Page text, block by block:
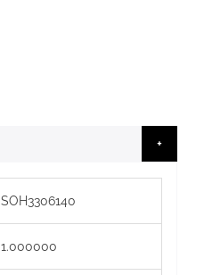
SOH3306140
1.000000